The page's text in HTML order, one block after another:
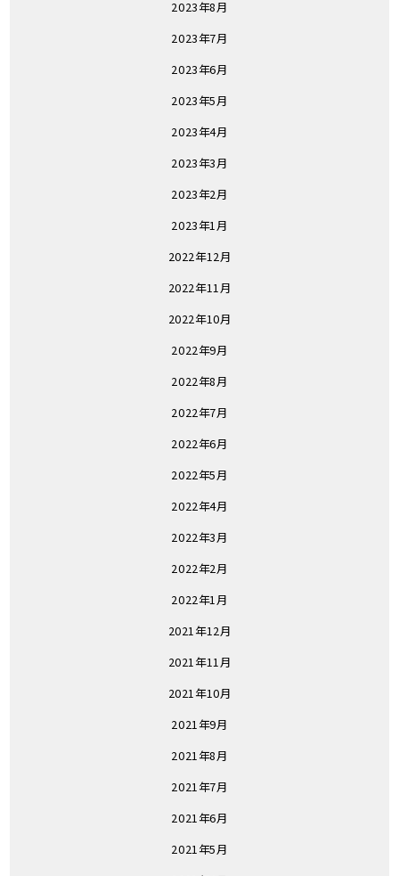
2023年8月
2023年7月
2023年6月
2023年5月
2023年4月
2023年3月
2023年2月
2023年1月
2022年12月
2022年11月
2022年10月
2022年9月
2022年8月
2022年7月
2022年6月
2022年5月
2022年4月
2022年3月
2022年2月
2022年1月
2021年12月
2021年11月
2021年10月
2021年9月
2021年8月
2021年7月
2021年6月
2021年5月